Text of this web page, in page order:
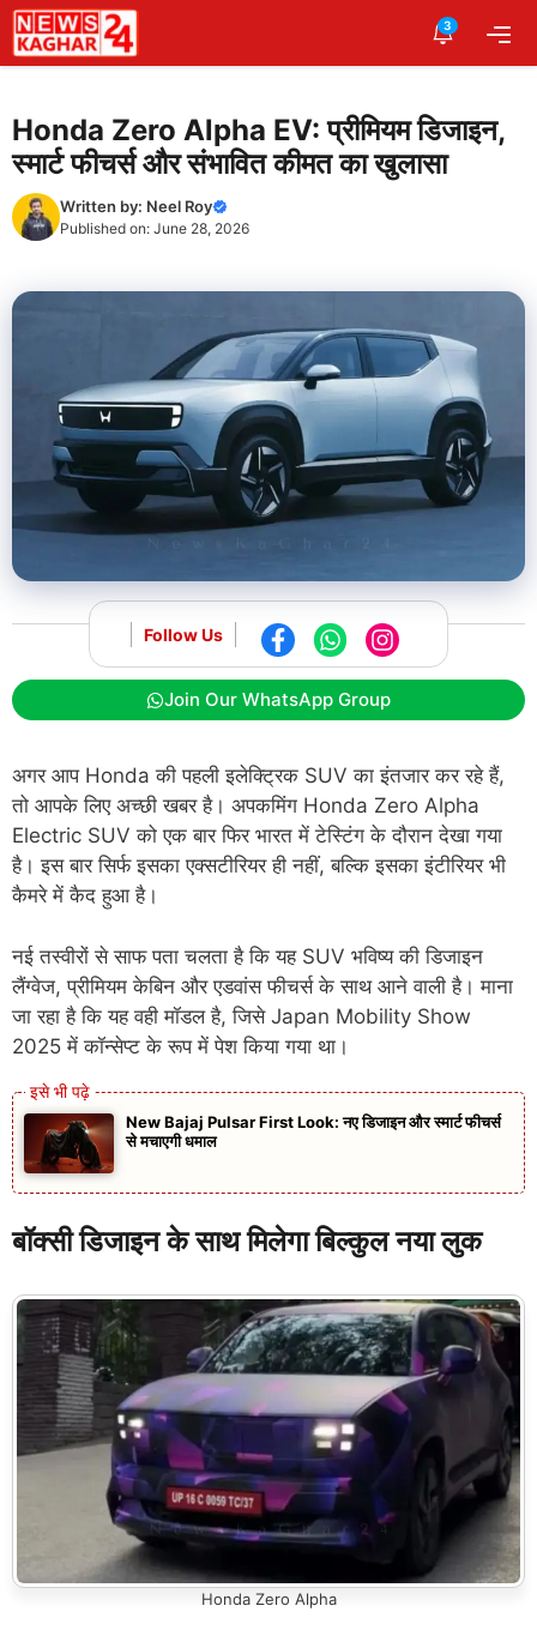
Skip
to
content
3
Honda Zero Alpha EV: प्रीमियम डिजाइन,
स्मार्ट फीचर्स और संभावित कीमत का खुलासा
Written by: Neel Roy
Published on: June 28, 2026
Follow Us
Join Our WhatsApp Group
अगर आप Honda की पहली इलेक्ट्रिक SUV का इंतजार कर रहे हैं,
तो आपके लिए अच्छी खबर है। अपकमिंग Honda Zero Alpha
Electric SUV को एक बार फिर भारत में टेस्टिंग के दौरान देखा गया
है। इस बार सिर्फ इसका एक्सटीरियर ही नहीं, बल्कि इसका इंटीरियर भी
कैमरे में कैद हुआ है।
नई तस्वीरों से साफ पता चलता है कि यह SUV भविष्य की डिजाइन
लैंग्वेज, प्रीमियम केबिन और एडवांस फीचर्स के साथ आने वाली है। माना
जा रहा है कि यह वही मॉडल है, जिसे Japan Mobility Show
2025 में कॉन्सेप्ट के रूप में पेश किया गया था।
New Bajaj Pulsar First Look: नए डिजाइन और स्मार्ट फीचर्स
से मचाएगी धमाल
बॉक्सी डिजाइन के साथ मिलेगा बिल्कुल नया लुक
Honda Zero Alpha